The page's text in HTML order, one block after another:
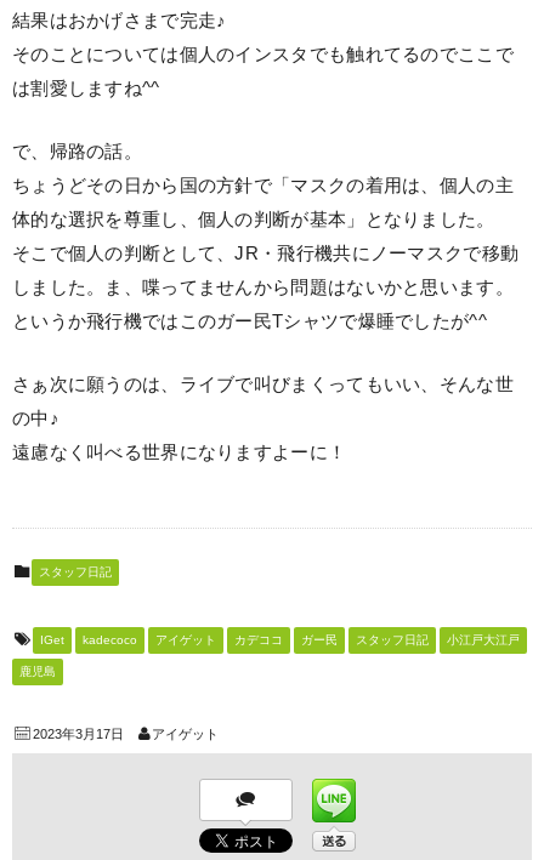
結果はおかげさまで完走♪
そのことについては個人のインスタでも触れてるのでここで
は割愛しますね^^
で、帰路の話。
ちょうどその日から国の方針で「マスクの着用は、個人の主
体的な選択を尊重し、個人の判断が基本」となりました。
そこで個人の判断として、JR・飛行機共にノーマスクで移動
しました。ま、喋ってませんから問題はないかと思います。
というか飛行機ではこのガー民Tシャツで爆睡でしたが^^
さぁ次に願うのは、ライブで叫びまくってもいい、そんな世
の中♪
遠慮なく叫べる世界になりますよーに！
スタッフ日記
IGet kadecoco アイゲット カデココ ガー民 スタッフ日記 小江戸大江戸
鹿児島
2023年3月17日 アイゲット